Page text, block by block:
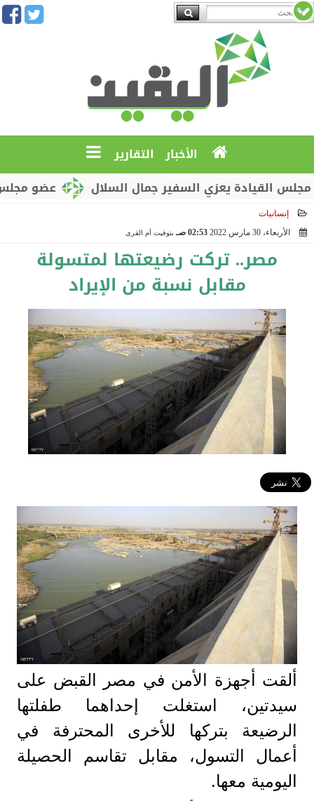
الأخبار التقارير
عضو مجلس
يعزي السفير جمال السلال
إنسانيات
الأربعاء، 30 مارس 2022
02:53 صـ بتوقيت أم القرى
مصر.. تركت رضيعتها لمتسولة
مقابل نسبة من الإيراد
ألقت أجهزة الأمن في مصر القبض على
سيدتين، استغلت إحداهما طفلتها
الرضيعة بتركها للأخرى المحترفة في
أعمال التسول، مقابل تقاسم الحصيلة
اليومية معها.